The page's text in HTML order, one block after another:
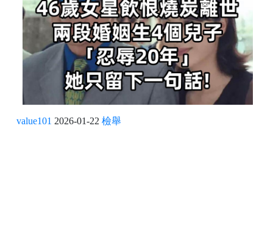
value101 2026-01-22 檢舉